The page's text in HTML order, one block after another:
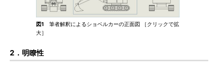
図1 筆者解釈によるショベルカーの正面図 ［クリックで拡
大］
2．明瞭性